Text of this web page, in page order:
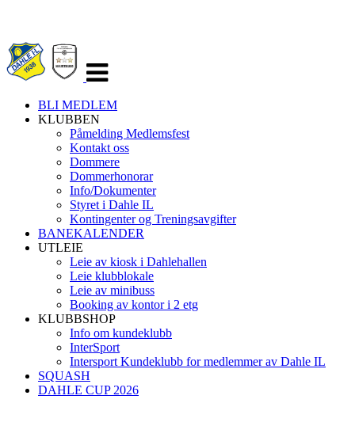
navigasjon
BLI MEDLEM
KLUBBEN
Påmelding Medlemsfest
Kontakt oss
Dommere
Dommerhonorar
Info/Dokumenter
Styret i Dahle IL
Kontingenter og Treningsavgifter
BANEKALENDER
UTLEIE
Leie av kiosk i Dahlehallen
Leie klubblokale
Leie av minibuss
Booking av kontor i 2 etg
KLUBBSHOP
Info om kundeklubb
InterSport
Intersport Kundeklubb for medlemmer av Dahle IL
SQUASH
DAHLE CUP 2026